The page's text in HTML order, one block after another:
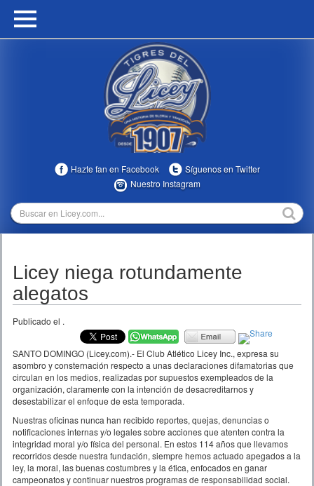
HOME
MULTIMEDIA
TEMPORADAS
Hazte fan en Facebook
Síguenos en Twitter
Nuestro Instagram
Licey niega rotundamente
alegatos
Publicado el .
SANTO DOMINGO (Licey.com).- El Club Atlético Licey Inc., expresa su
asombro y consternación respecto a unas declaraciones difamatorias que
circulan en los medios, realizadas por supuestos exempleados de la
organización, claramente con la intención de desacreditarnos y
desestabilizar el enfoque de esta temporada.
Nuestras oficinas nunca han recibido reportes, quejas, denuncias o
notificaciones internas y/o legales sobre acciones que atenten contra la
integridad moral y/o física del personal. En estos 114 años que llevamos
recorridos desde nuestra fundación, siempre hemos actuado apegados a la
ley, la moral, las buenas costumbres y la ética, enfocados en ganar
campeonatos y continuar nuestros programas de responsabilidad social.